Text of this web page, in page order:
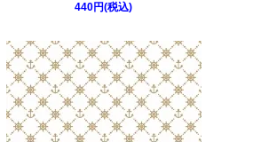
440円(税込)